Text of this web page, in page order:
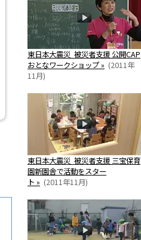
東日本大震災 被災者支援 公開CAP
おとなワークショップ » (2011年
11月)
東日本大震災 被災者支援 三宝保育
園新園舎で活動をスター
ト » (2011年11月)